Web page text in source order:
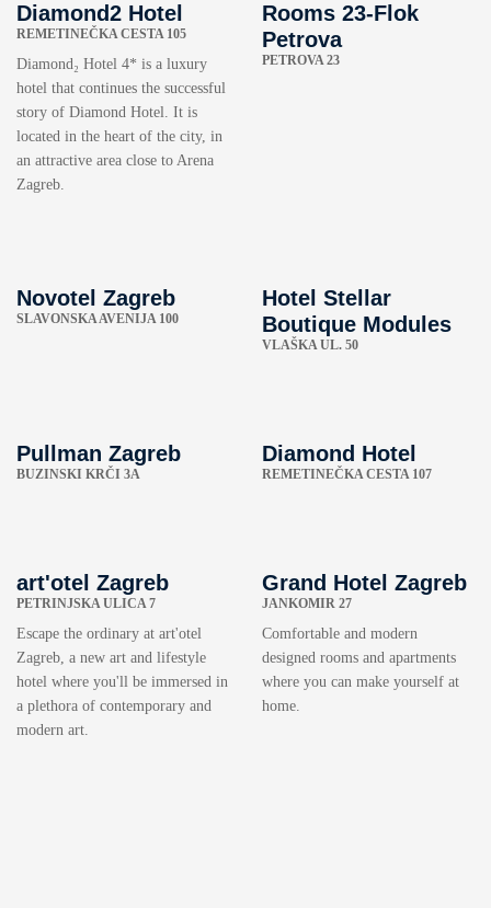
Diamond2 Hotel
REMETINEČKA CESTA 105
Diamond₂ Hotel 4* is a luxury
hotel that continues the successful
story of Diamond Hotel. It is
located in the heart of the city, in
an attractive area close to Arena
Zagreb.
Rooms 23-Flok
Petrova
PETROVA 23
Novotel Zagreb
SLAVONSKA AVENIJA 100
Hotel Stellar
Boutique Modules
VLAŠKA UL. 50
Pullman Zagreb
BUZINSKI KRČI 3A
Diamond Hotel
REMETINEČKA CESTA 107
art'otel Zagreb
PETRINJSKA ULICA 7
Escape the ordinary at art'otel
Zagreb, a new art and lifestyle
hotel where you'll be immersed in
a plethora of contemporary and
modern art.
Grand Hotel Zagreb
JANKOMIR 27
Comfortable and modern
designed rooms and apartments
where you can make yourself at
home.